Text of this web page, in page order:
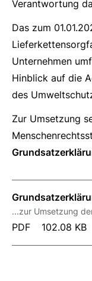
Verantwortung
Das zum
Unternehmen
Hinblick auf die
des
Zur Umsetzung
...zur Umsetzung
PDF 102.08 KB